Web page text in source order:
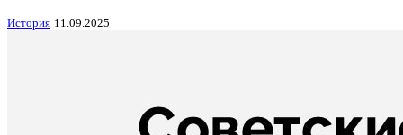
История 11.09.2025